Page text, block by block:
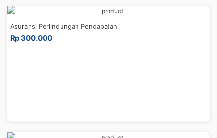
Asuransi Perlindungan Pendapatan
Rp 300.000